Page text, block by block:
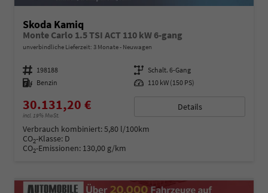
Skoda Kamiq
Monte Carlo 1.5 TSI ACT 110 kW 6-gang
unverbindliche Lieferzeit: 3 Monate Neuwagen
Fahrzeugnummer 198188 Getriebe Schalt. 6-Gang
Kraftstoff Benzin Leistung 110 kW (150 PS)
30.131,20 €
incl. 19% MwSt.
Details
Verbrauch kombiniert:5,80 l/100km
CO2-Klasse: D
CO2-Emissionen: 130,00 g/km